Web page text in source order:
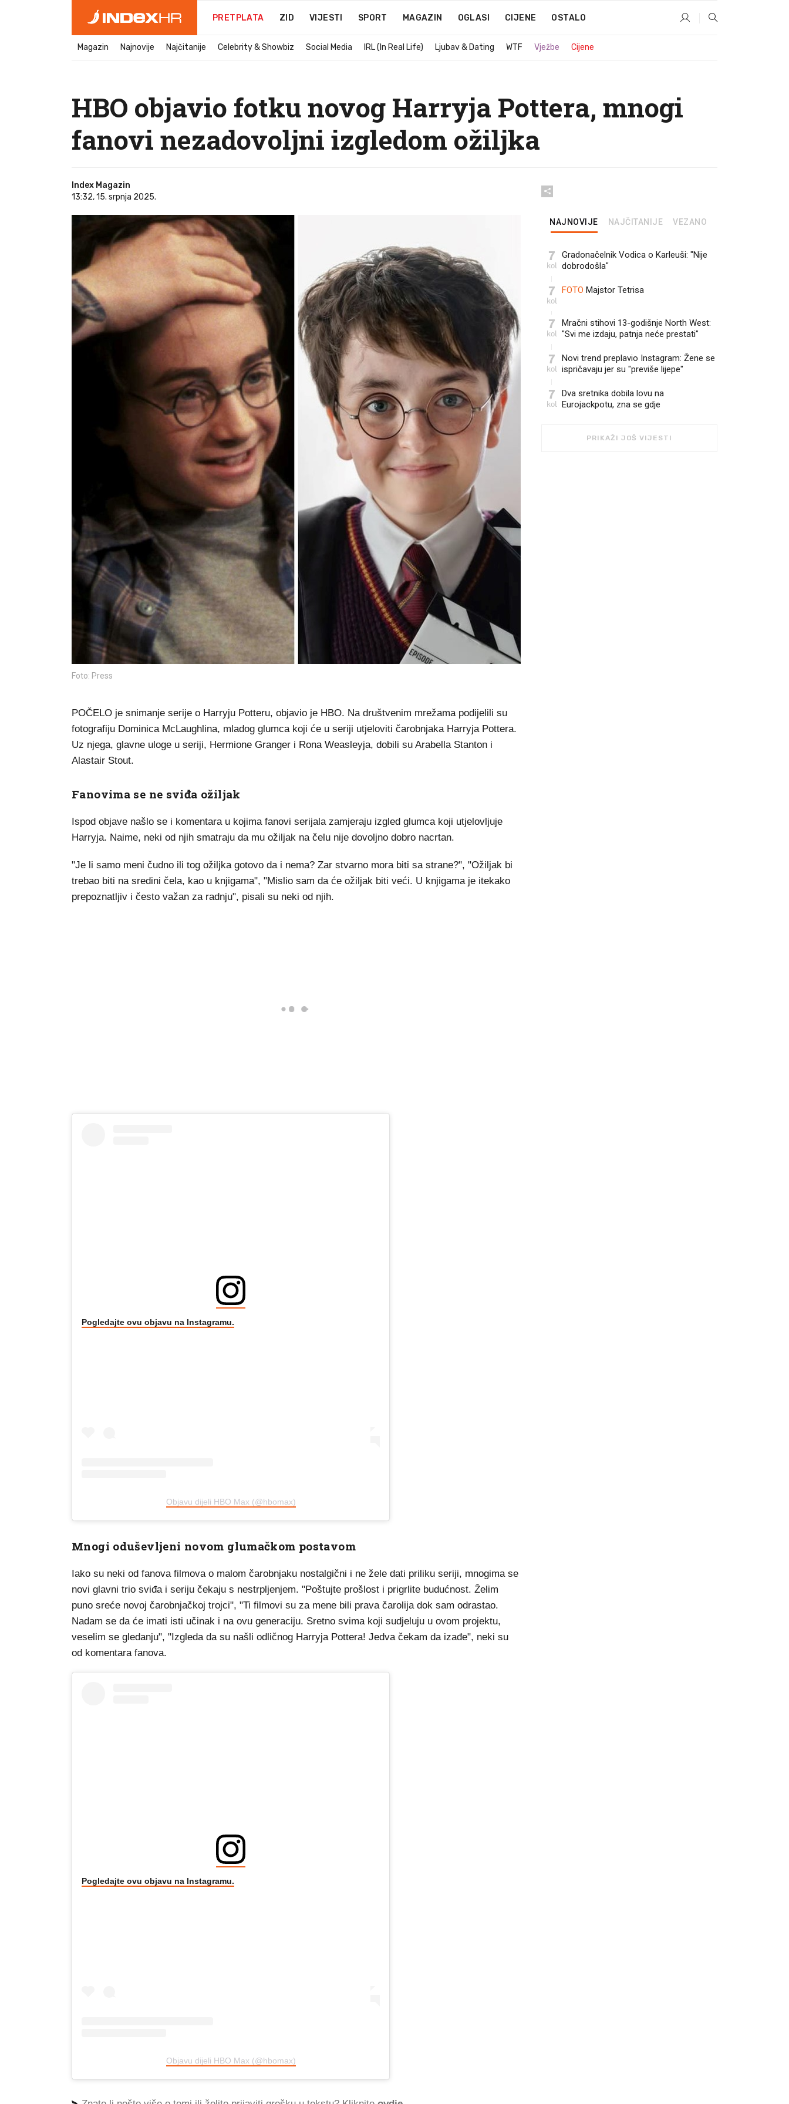
PRETPLATA ZID VIJESTI SPORT MAGAZIN OGLASI CIJENE OSTALO
Magazin Najnovije Najčitanije Celebrity & Showbiz Social Media IRL (In Real Life) Ljubav & Dating WTF Vježbe Cijene
HBO objavio fotku novog Harryja Pottera, mnogi
fanovi nezadovoljni izgledom ožiljka
Index Magazin
13:32, 15. srpnja 2025.
Foto: Press
POČELO je snimanje serije o Harryju Potteru, objavio je HBO. Na društvenim mrežama podijelili su
fotografiju Dominica McLaughlina, mladog glumca koji će u seriji utjeloviti čarobnjaka Harryja Pottera.
Uz njega, glavne uloge u seriji, Hermione Granger i Rona Weasleyja, dobili su Arabella Stanton i
Alastair Stout.
Fanovima se ne sviđa ožiljak
Ispod objave našlo se i komentara u kojima fanovi serijala zamjeraju izgled glumca koji utjelovljuje
Harryja. Naime, neki od njih smatraju da mu ožiljak na čelu nije dovoljno dobro nacrtan.
"Je li samo meni čudno ili tog ožiljka gotovo da i nema? Zar stvarno mora biti sa strane?", "Ožiljak bi
trebao biti na sredini čela, kao u knjigama", "Mislio sam da će ožiljak biti veći. U knjigama je itekako
prepoznatljiv i često važan za radnju", pisali su neki od njih.
Pogledajte ovu objavu na Instagramu.
Objavu dijeli HBO Max (@hbomax)
Mnogi oduševljeni novom glumačkom postavom
Iako su neki od fanova filmova o malom čarobnjaku nostalgični i ne žele dati priliku seriji, mnogima se
novi glavni trio sviđa i seriju čekaju s nestrpljenjem. "Poštujte prošlost i prigrlite budućnost. Želim
puno sreće novoj čarobnjačkoj trojci", "Ti filmovi su za mene bili prava čarolija dok sam odrastao.
Nadam se da će imati isti učinak i na ovu generaciju. Sretno svima koji sudjeluju u ovom projektu,
veselim se gledanju", "Izgleda da su našli odličnog Harryja Pottera! Jedva čekam da izađe", neki su
od komentara fanova.
Pogledajte ovu objavu na Instagramu.
Objavu dijeli HBO Max (@hbomax)
NAJNOVIJE NAJČITANIJE VEZANO
7
kol
Gradonačelnik Vodica o Karleuši: "Nije
dobrodošla"
7
kol
FOTO Majstor Tetrisa
7
kol
Mračni stihovi 13-godišnje North West:
"Svi me izdaju, patnja neće prestati"
7
kol
Novi trend preplavio Instagram: Žene se
ispričavaju jer su "previše lijepe"
7
kol
Dva sretnika dobila lovu na
Eurojackpotu, zna se gdje
PRIKAŽI JOŠ VIJESTI